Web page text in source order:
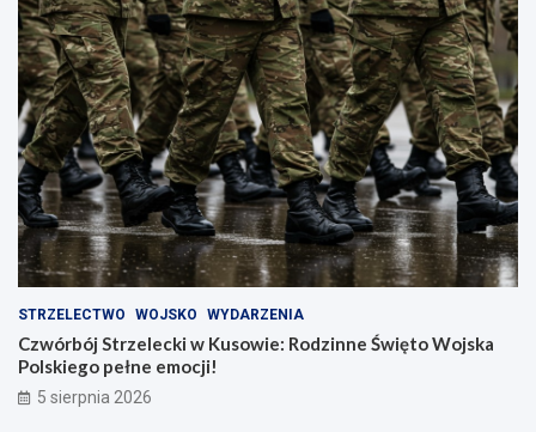
STRZELECTWO WOJSKO WYDARZENIA
Czwórbój Strzelecki w Kusowie: Rodzinne Święto Wojska
Polskiego pełne emocji!
5 sierpnia 2026